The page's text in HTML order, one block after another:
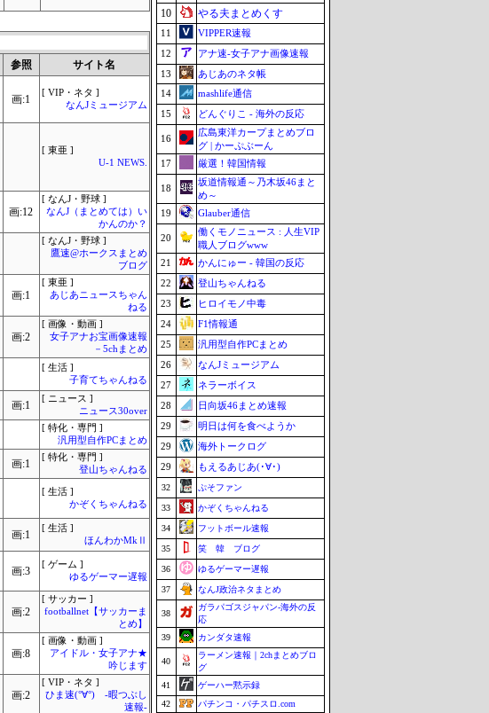
参照 サイト名
画:1
[ VIP・ネタ ]
なんJミュージアム
[ 東亜 ]
U-1 NEWS.
画:12
[ なんJ・野球 ]
なんJ（まとめては）い
かんのか？
[ なんJ・野球 ]
鷹速@ホークスまとめ
ブログ
画:1
[ 東亜 ]
あじあニュースちゃん
ねる
画:2
[ 画像・動画 ]
女子アナお宝画像速報
－5chまとめ
[ 生活 ]
子育てちゃんねる
画:1
[ ニュース ]
ニュース30over
[ 特化・専門 ]
汎用型自作PCまとめ
画:1
[ 特化・専門 ]
登山ちゃんねる
[ 生活 ]
かぞくちゃんねる
画:1
[ 生活 ]
ほんわかMkⅡ
画:3
[ ゲーム ]
ゆるゲーマー遅報
画:2
[ サッカー ]
footballnet【サッカーま
とめ】
画:8
[ 画像・動画 ]
アイドル・女子アナ★
吟じます
画:2
[ VIP・ネタ ]
ひま速(°∀°) -暇つぶし
速報-
10
やる夫まとめくす
11
VIPPER速報
12
アナ速‐女子アナ画像速報
13
あじあのネタ帳
14
mashlife通信
15
どんぐりこ - 海外の反応
16
広島東洋カープまとめブロ
グ | かーぷぶーん
17
厳選！韓国情報
18
坂道情報通～乃木坂46まと
め～
19
Glauber通信
20
働くモノニュース : 人生VIP
職人ブログwww
21
かんにゅー - 韓国の反応
22
登山ちゃんねる
23
ヒロイモノ中毒
24
F1情報通
25
汎用型自作PCまとめ
26
なんJミュージアム
27
ネラーボイス
28
日向坂46まとめ速報
29
明日は何を食べようか
29
海外トークログ
29
もえるあじあ(･∀･)
32 ぷそファン
33 かぞくちゃんねる
34 フットボール速報
35 笑 韓 ブログ
36 ゆるゲーマー遅報
37 なんJ政治ネタまとめ
38
ガラパゴスジャパン-海外の反
応
39
カンダタ速報
40
ラーメン速報｜2chまとめブロ
グ
41
ゲーハー黙示録
42
パチンコ・パチスロ.com